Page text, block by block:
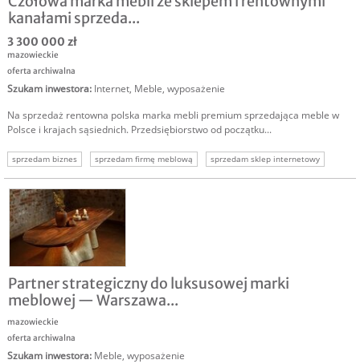
kanałami sprzeda...
3 300 000 zł
mazowieckie
oferta archiwalna
Szukam inwestora: Internet, Meble, wyposażenie
Na sprzedaż rentowna polska marka mebli premium sprzedająca meble w
Polsce i krajach sąsiednich. Przedsiębiorstwo od początku...
sprzedam biznes sprzedam firmę meblową
sprzedam sklep internetowy
renomowana marka meblowa
dochodowy biznes
Partner strategiczny do luksusowej marki
meblowej — Warszawa...
mazowieckie
oferta archiwalna
Szukam inwestora: Meble, wyposażenie